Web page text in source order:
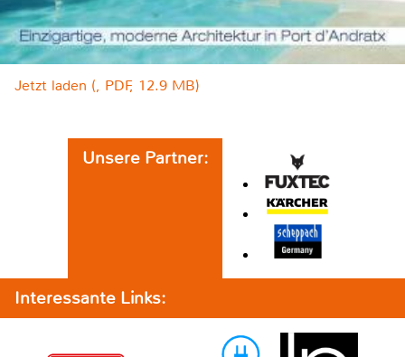
Jetzt laden (, PDF, 12.9 MB)
Unsere Partner:
Interessante Links: